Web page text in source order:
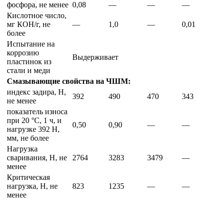
фосфора, не менее 0,08 — —
—
Кислотное число,
мг КОН/г, не
более
— 1,0 — 0,01
Испытание на
коррозию
пластинок из
стали и меди
Выдерживает
Смазывающие свойства на ЧШМ:
индекс задира, Н,
не менее
392 490 470
343
показатель износа
при 20 °С, 1 ч, и
нагрузке 392 Н,
мм, не более
0,50 0,90 — —
Нагрузка
сваривания, Н, не
менее
2764 3283 3479 —
Критическая
нагрузка, Н, не
менее
823 1235 — —